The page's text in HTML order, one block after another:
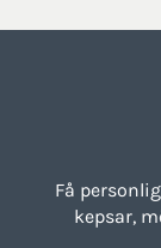
Få
kepsar,